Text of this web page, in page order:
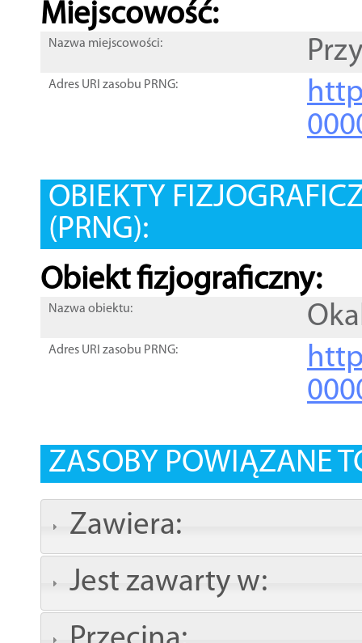
Miejscowość:
Nazwa miejscowości:
Adres URI zasobu PRNG:
OBIEKTY
(PRNG):
Obiekt fizjograficzny:
Nazwa obiektu:
Adres URI zasobu PRNG:
ZASOBY POWIĄZANE
Zawiera:
Jest zawarty w: